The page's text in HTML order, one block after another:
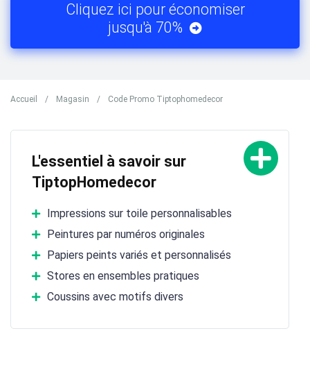
Cliquez ici pour économiser
jusqu'à 70%
Accueil / Magasin / Code Promo Tiptophomedecor
L'essentiel à savoir sur
TiptopHomedecor
Impressions sur toile personnalisables
Peintures par numéros originales
Papiers peints variés et personnalisés
Stores en ensembles pratiques
Coussins avec motifs divers